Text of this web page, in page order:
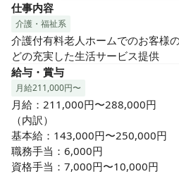
仕事内容
介護・福祉系
介護付有料老人ホームでのお客様
どの充実した生活サービス提供
給与・賞与
月給211,000円〜
月給：211,000円〜288,000円
（内訳）
基本給：143,000円〜250,000円
職務手当：6,000円
資格手当：7,000円〜10,000円